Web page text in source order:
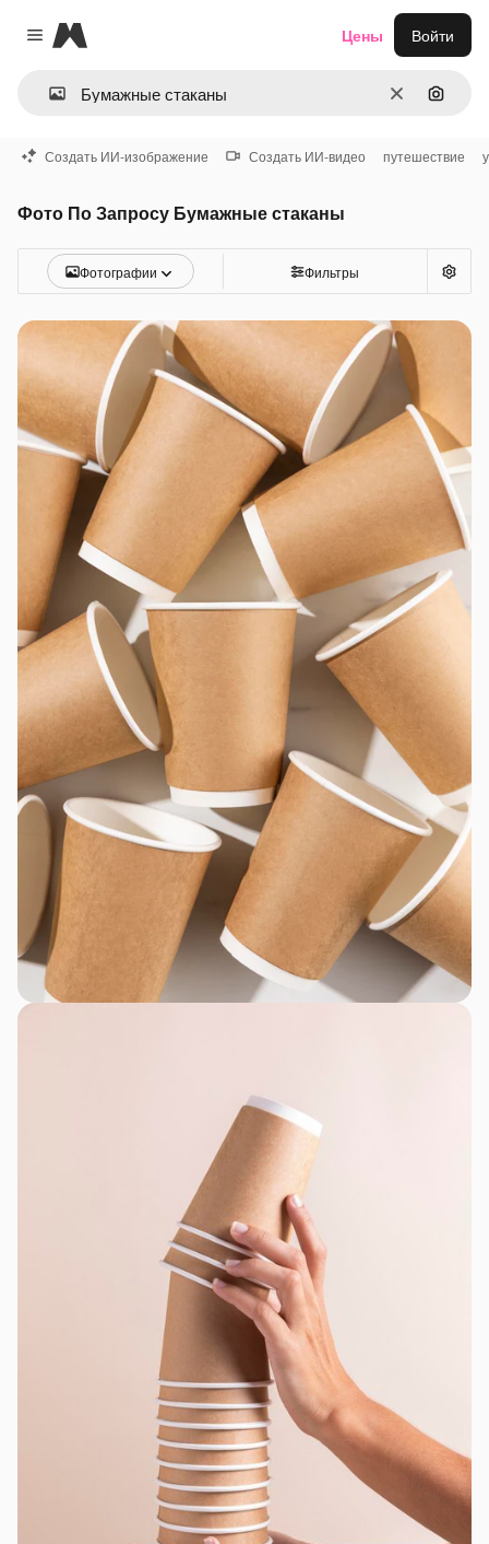
Close menu
Magnific
ОчиститьПоиск
Цены Войти
Создать ИИ-изображение Создать ИИ-видео путешествие
Фото По Запросу Бумажные стаканы
Фотографии Фильтры